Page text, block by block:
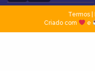
Termos|
Criado com
e